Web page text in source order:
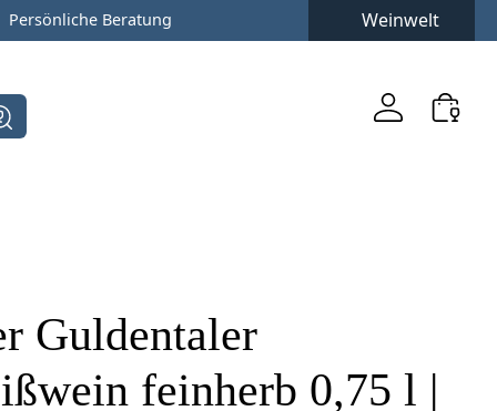
Persönliche Beratung Weinwelt
Guldentaler
feinherb 0,75 l |